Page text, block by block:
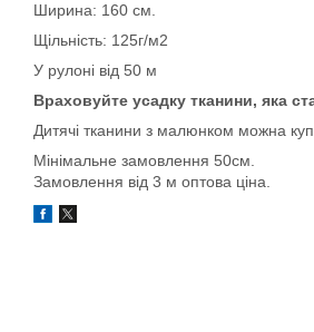
Ширина: 160 см.
Щільність: 125г/м2
У рулоні від 50 м
Враховуйте усадку тканини, яка
Дитячі тканини з малюнком можна
Мінімальне замовлення 50см.
Замовлення від 3 м оптова ціна.